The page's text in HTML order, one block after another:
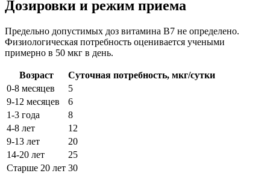
Дозировки и режим приема
Предельно допустимых доз витамина B7 не определено.
Физиологическая потребность оценивается учеными
примерно в 50 мкг в день.
Возраст
Суточная потребность, мкг/сутки
0-8 месяцев
5
9-12 месяцев
6
1-3 года
8
4-8 лет
12
9-13 лет
20
14-20 лет
25
Старше 20 лет 30